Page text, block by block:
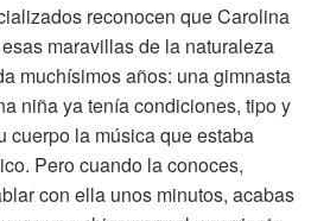
reconocen que Carolina
maravillas de la naturaleza
muchísimos años: una gimnasta
niña ya tenía condiciones, tipo y
cuerpo la música que estaba
Pero cuando la conoces,
con ella unos minutos, acabas